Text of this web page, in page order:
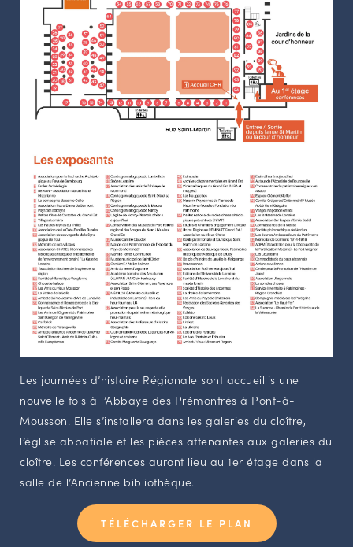
Les journées d’histoire Régionale sont accueillis une
nouvelle fois à l’Abbaye des Prémontrés à Pont-à-
Mousson. Elle s’installera dans les galeries du cloître,
l’église abbatiale et les pièces attenantes aux galeries du
cloître. Les conférences auront lieu au 1er étage dans la
salle de l’Ancienne bibliothèque.
TÉLÉCHARGER LE PLAN